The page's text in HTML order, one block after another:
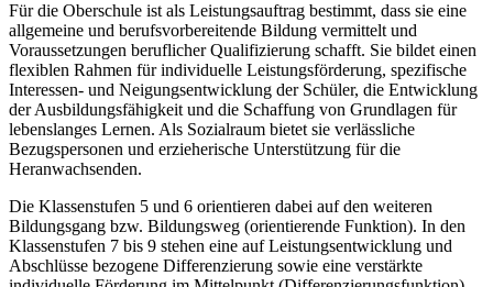
Für die Oberschule ist als Leistungsauftrag bestimmt, dass sie eine
allgemeine und berufsvorbereitende Bildung vermittelt und
Voraussetzungen beruflicher Qualifizierung schafft. Sie bildet einen
flexiblen Rahmen für individuelle Leistungsförderung, spezifische
Interessen- und Neigungsentwicklung der Schüler, die Entwicklung
der Ausbildungsfähigkeit und die Schaffung von Grundlagen für
lebenslanges Lernen. Als Sozialraum bietet sie verlässliche
Bezugspersonen und erzieherische Unterstützung für die
Heranwachsenden.
Die Klassenstufen 5 und 6 orientieren dabei auf den weiteren
Bildungsgang bzw. Bildungsweg (orientierende Funktion). In den
Klassenstufen 7 bis 9 stehen eine auf Leistungsentwicklung und
Abschlüsse bezogene Differenzierung sowie eine verstärkte